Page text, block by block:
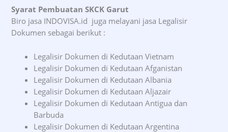
Syarat Pembuatan SKCK Garut
Biro jasa INDOVISA.id juga melayani jasa Legalisir
Dokumen sebagai berikut :
Legalisir Dokumen di Kedutaan Vietnam
Legalisir Dokumen di Kedutaan Afganistan
Legalisir Dokumen di Kedutaan Albania
Legalisir Dokumen di Kedutaan Aljazair
Legalisir Dokumen di Kedutaan Antigua dan
Barbuda
Legalisir Dokumen di Kedutaan Argentina